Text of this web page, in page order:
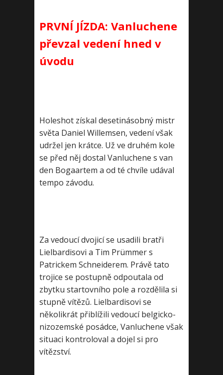
PRVNÍ JÍZDA: Vanluchene
převzal vedení hned v
úvodu
Holeshot získal desetinásobný mistr
světa Daniel Willemsen, vedení však
udržel jen krátce. Už ve druhém kole
se před něj dostal Vanluchene s van
den Bogaartem a od té chvíle udával
tempo závodu.
Za vedoucí dvojicí se usadili bratři
Lielbardisovi a Tim Prümmer s
Patrickem Schneiderem. Právě tato
trojice se postupně odpoutala od
zbytku startovního pole a rozdělila si
stupně vítězů. Lielbardisovi se
několikrát přiblížili vedoucí belgicko-
nizozemské posádce, Vanluchene však
situaci kontroloval a dojel si pro
vítězství.